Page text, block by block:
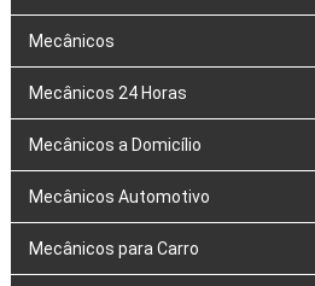
Mecânicos
Mecânicos 24 Horas
Mecânicos a Domicílio
Mecânicos Automotivo
Mecânicos para Carro